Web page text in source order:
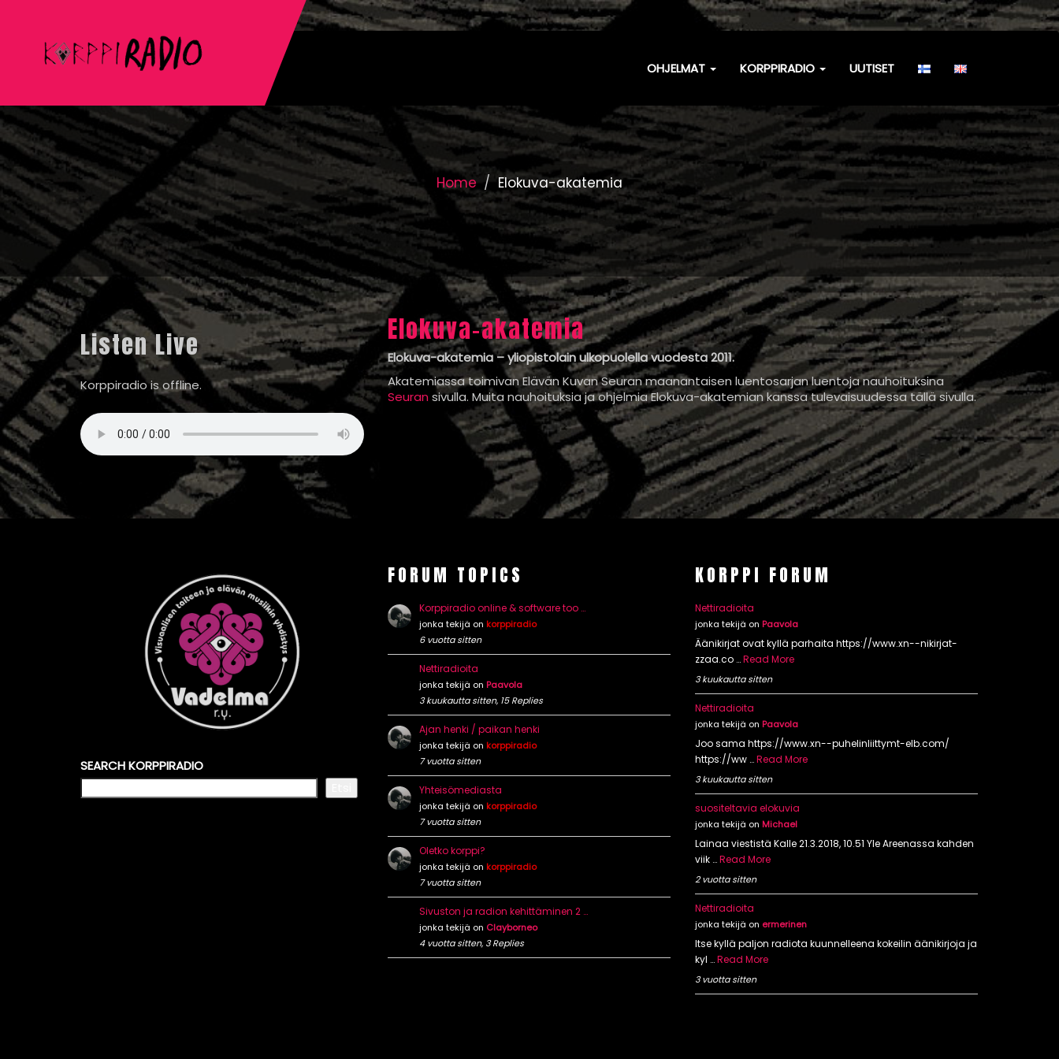
OHJELMAT KORPPIRADIO UUTISET
Home Elokuva-akatemia
Listen Live
Korppiradio is offline.
Elokuva-akatemia
Elokuva-akatemia – yliopistolain ulkopuolella vuodesta 2011.
Akatemiassa toimivan Elävän Kuvan Seuran maanantaisen luentosarjan luentoja nauhoituksina
Seuran sivulla. Muita nauhoituksia ja ohjelmia Elokuva-akatemian kanssa tulevaisuudessa tällä sivulla.
SEARCH KORPPIRADIO
FORUM TOPICS
Korppiradio online & software too …
jonka tekijä on korppiradio
6 vuotta sitten
Nettiradioita
jonka tekijä on Paavola
3 kuukautta sitten, 15 Replies
Ajan henki / paikan henki
jonka tekijä on korppiradio
7 vuotta sitten
Yhteisömediasta
jonka tekijä on korppiradio
7 vuotta sitten
Oletko korppi?
jonka tekijä on korppiradio
7 vuotta sitten
Sivuston ja radion kehittäminen 2 …
jonka tekijä on Clayborneo
4 vuotta sitten, 3 Replies
KORPPI FORUM
Nettiradioita
jonka tekijä on Paavola
Äänikirjat ovat kyllä parhaita https://www.xn--nikirjat-
zzaa.co …Read More
3 kuukautta sitten
Nettiradioita
jonka tekijä on Paavola
Joo sama https://www.xn--puhelinliittymt-elb.com/
https://ww …Read More
3 kuukautta sitten
suositeltavia elokuvia
jonka tekijä on Michael
Lainaa viestistä Kalle 21.3.2018, 10.51 Yle Areenassa kahden
viik …Read More
2 vuotta sitten
Nettiradioita
jonka tekijä on ermerinen
Itse kyllä paljon radiota kuunnelleena kokeilin äänikirjoja ja
kyl …Read More
3 vuotta sitten